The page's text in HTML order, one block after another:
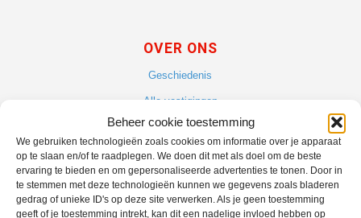
Beheer cookie toestemming
We gebruiken technologieën zoals cookies om informatie over je apparaat
op te slaan en/of te raadplegen. We doen dit met als doel om de beste
ervaring te bieden en om gepersonaliseerde advertenties te tonen. Door in
te stemmen met deze technologieën kunnen we gegevens zoals bladeren
gedrag of unieke ID's op deze site verwerken. Als je geen toestemming
geeft of je toestemming intrekt, kan dit een nadelige invloed hebben op
OVER ONS
Geschiedenis
Alle vestigingen
Vacatures
Blog